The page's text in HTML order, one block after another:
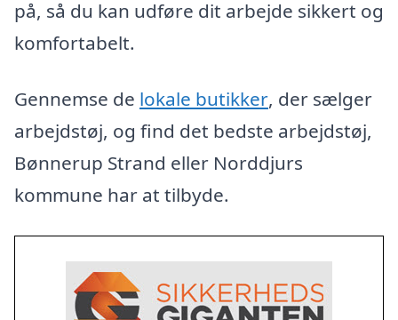
på, så du kan udføre dit arbejde sikkert og
komfortabelt.
Gennemse de lokale butikker, der sælger
arbejdstøj, og find det bedste arbejdstøj,
Bønnerup Strand eller Norddjurs
kommune har at tilbyde.